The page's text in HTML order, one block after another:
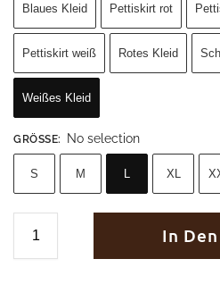
Blaues Kleid Pettiskirt rot
Pettiskirt weiß Rotes Kleid
Weißes Kleid
GRÖSSE : No selection
S M L XL
In